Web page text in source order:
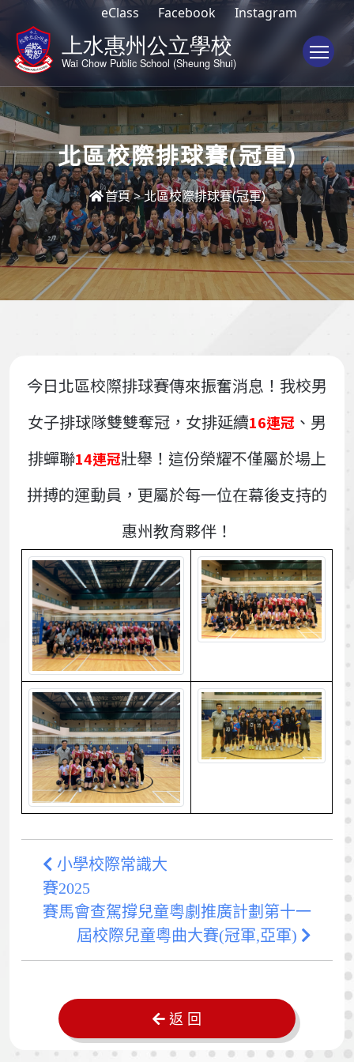
eClass Facebook Instagram
北區校際排球賽(冠軍)
首頁>北區校際排球賽(冠軍)
今日北區校際排球賽傳來振奮消息！我校男
女子排球隊雙雙奪冠，女排延續16連冠 、男
排蟬聯14連冠壯舉！這份榮耀不僅屬於場上
拼搏的運動員，更屬於每一位在幕後支持的
惠州教育夥伴！
小學校際常識大
賽2025
賽馬會查駕撐兒童粵劇推廣計劃第十一
屆校際兒童粵曲大賽(冠軍,亞軍)
返 回